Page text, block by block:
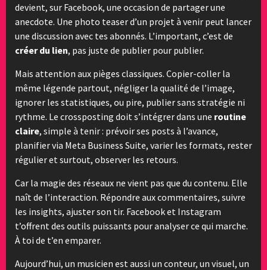
devient, sur Facebook, une occasion de partager une
anecdote. Une photo teaser d’un projet à venir peut lancer
une discussion avec tes abonnés. L’important, c’est de
créer du lien, pas juste de publier pour publier.
Mais attention aux pièges classiques. Copier-coller la
même légende partout, négliger la qualité de l’image,
ignorer les statistiques, ou pire, publier sans stratégie ni
rythme. Le crossposting doit s’intégrer dans une routine
claire, simple à tenir : prévoir ses posts à l’avance,
planifier via Meta Business Suite, varier les formats, rester
régulier et surtout, observer les retours.
Car la magie des réseaux ne vient pas que du contenu. Elle
naît de l’interaction. Répondre aux commentaires, suivre
les insights, ajuster son tir. Facebook et Instagram
t’offrent des outils puissants pour analyser ce qui marche.
À toi de t’en emparer.
Aujourd’hui, un musicien est aussi un conteur, un visuel, un